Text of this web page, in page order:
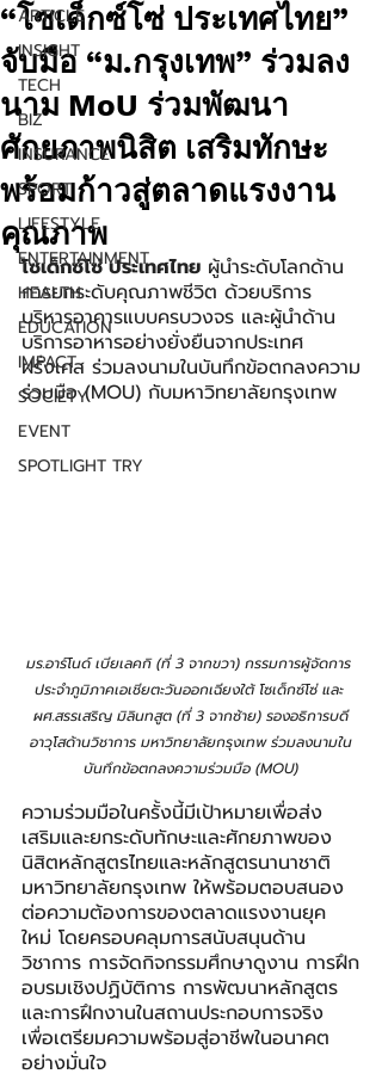
ARTICLE
INSIGHT
TECH
BIZ
INSURANCE
SPORT
LIFESTYLE
ENTERTAINMENT
HEALTH
EDUCATION
IMPACT
SOCIETY
EVENT
SPOTLIGHT TRY
“โซเด็กซ์โซ่ ประเทศไทย”
จับมือ “ม.กรุงเทพ” ร่วมลง
นาม MoU ร่วมพัฒนา
ศักยภาพนิสิต เสริมทักษะ
พร้อมก้าวสู่ตลาดแรงงาน
คุณภาพ
โซเด็กซ์โซ่ ประเทศไทย ผู้นำระดับโลกด้าน
การยกระดับคุณภาพชีวิต ด้วยบริการ
บริหารอาคารแบบครบวงจร และผู้นำด้าน
บริการอาหารอย่างยั่งยืนจากประเทศ
ฝรั่งเศส ร่วมลงนามในบันทึกข้อตกลงความ
ร่วมมือ (MOU) กับมหาวิทยาลัยกรุงเทพ
มร.อาร์โนด์ เบียเลคกิ (ที่ 3 จากขวา) กรรมการผู้จัดการ
ประจำภูมิภาคเอเชียตะวันออกเฉียงใต้ โซเด็กซ์โซ่ และ
ผศ.สรรเสริญ มิลินทสูต (ที่ 3 จากซ้าย) รองอธิการบดี
อาวุโสด้านวิชาการ มหาวิทยาลัยกรุงเทพ ร่วมลงนามใน
บันทึกข้อตกลงความร่วมมือ (MOU)
ความร่วมมือในครั้งนี้มีเป้าหมายเพื่อส่ง
เสริมและยกระดับทักษะและศักยภาพของ
นิสิตหลักสูตรไทยและหลักสูตรนานาชาติ
มหาวิทยาลัยกรุงเทพ ให้พร้อมตอบสนอง
ต่อความต้องการของตลาดแรงงานยุค
ใหม่ โดยครอบคลุมการสนับสนุนด้าน
วิชาการ การจัดกิจกรรมศึกษาดูงาน การฝึก
อบรมเชิงปฏิบัติการ การพัฒนาหลักสูตร
และการฝึกงานในสถานประกอบการจริง
เพื่อเตรียมความพร้อมสู่อาชีพในอนาคต
อย่างมั่นใจ